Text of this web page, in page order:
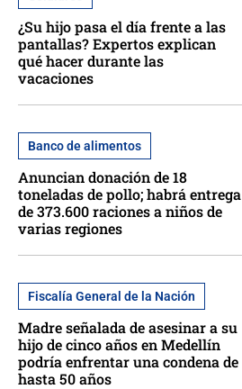
¿Su hijo pasa el día frente a las
pantallas? Expertos explican
qué hacer durante las
vacaciones
Banco de alimentos
Anuncian donación de 18
toneladas de pollo; habrá entrega
de 373.600 raciones a niños de
varias regiones
Fiscalía General de la Nación
Madre señalada de asesinar a su
hijo de cinco años en Medellín
podría enfrentar una condena de
hasta 50 años